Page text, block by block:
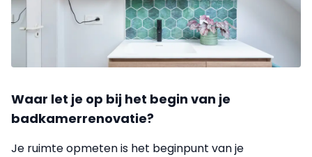
Waar let je op bij het begin van je
badkamerrenovatie?
Je ruimte opmeten is het beginpunt van je